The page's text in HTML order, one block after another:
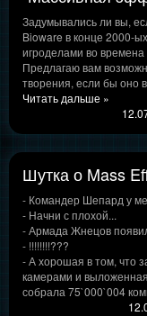
Задумывались ли вы,
Bioware в конце 2000-
игроделами во
Предлагаю вам
творения, если бы оно
Читать дальше »
Шутка о Mass
- Командер Шепард у
- Начни с плохой...
- Армада Жнецов
- !!!!!!!!???
- А хорошая в том, что
камерами и
собрала 75`000`004